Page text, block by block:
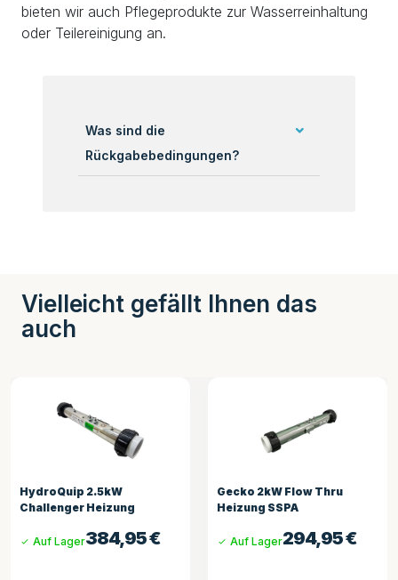
bieten wir auch Pflegeprodukte zur Wasserreinhaltung
oder Teilereinigung an.
Was sind die
Rückgabebedingungen?
Vielleicht gefällt Ihnen das
auch
HydroQuip 2.5kW
Challenger Heizung
384,95€
Auf Lager
Gecko 2kW Flow Thru
Heizung SSPA
294,95€
Auf Lager